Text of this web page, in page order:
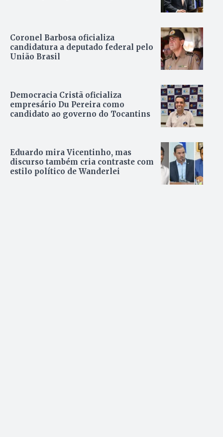
Coronel Barbosa oficializa
candidatura a deputado federal pelo
União Brasil
Democracia Cristã oficializa
empresário Du Pereira como
candidato ao governo do Tocantins
Eduardo mira Vicentinho, mas
discurso também cria contraste com
estilo político de Wanderlei